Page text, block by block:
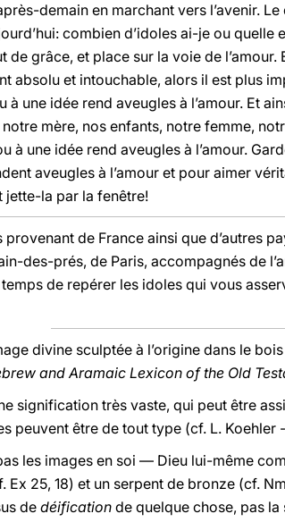
demain en marchant vers l’avenir.
combien d’idoles ai-je ou
grâce, et place sur la voie de l’amour.
absolu et intouchable, alors il est plus
à une idée rend aveugles à l’amour. Et
mère, nos enfants, notre femme,
à une idée rend aveugles à l’amour.
aveugles à l’amour et pour aimer
jette-la par la fenêtre!
de France ainsi que d’autres
des-prés, de Paris, accompagnés de
de repérer les idoles qui vous
divine sculptée à l’origine dans le
and Aramaic Lexicon of the Old
signification très vaste, qui peut être
peuvent être de tout type (cf. L. Koehler
les images en soi — Dieu lui-même
Ex 25, 18) et un serpent de bronze (cf.
de déification de quelque chose, pas